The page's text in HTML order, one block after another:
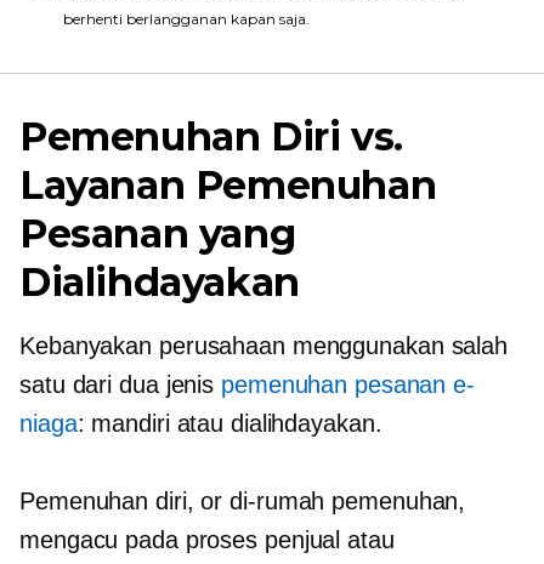
berhenti berlangganan kapan saja.
Pemenuhan Diri vs.
Layanan Pemenuhan
Pesanan yang
Dialihdayakan
Kebanyakan perusahaan menggunakan salah
satu dari dua jenis pemenuhan pesanan e-
niaga: mandiri atau dialihdayakan.
Pemenuhan diri, ordi-rumah pemenuhan,
mengacu pada proses penjual atau